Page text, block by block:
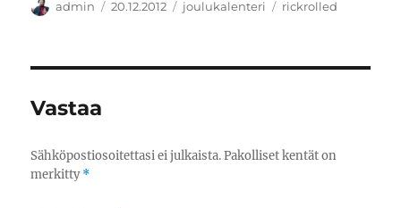
Kirjoittaja
admin Julkaistu
20.12.2012 Kategoriat
joulukalenteri Avainsanat
rickrolled
Vastaa
Sähköpostiosoitettasi ei julkaista. Pakolliset kentät on
merkitty*